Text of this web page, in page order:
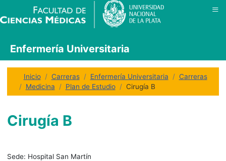
Inicio Carreras Enfermería Universitaria
Carreras
Medicina
Plan de Estudio Cirugía B
Cirugía B
Sede: Hospital San Martín
Enfermería Universitaria
≡